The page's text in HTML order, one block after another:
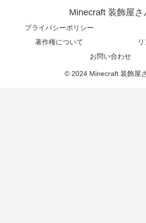
Minecraft 装飾屋さ
プライバシーポリシー
著作権について
お問い合わせ
© 2024 Minecraft 装飾屋